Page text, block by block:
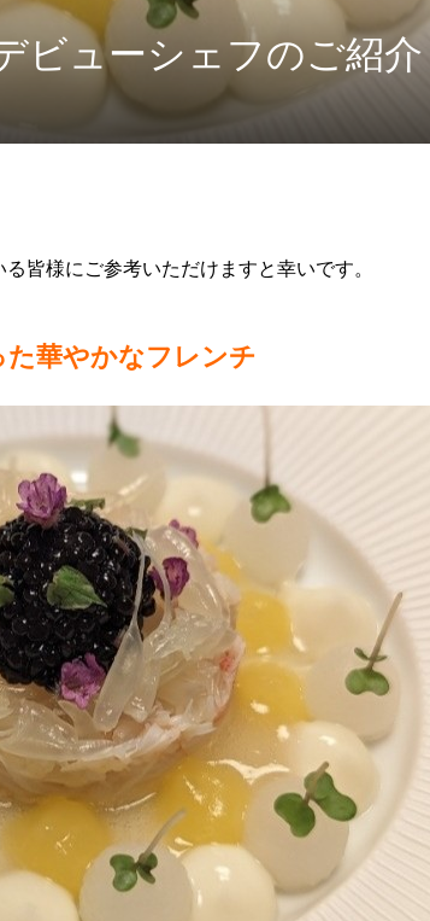
ビューシェフのご紹介
皆様にご参考いただけますと幸いです。
た華やかなフレンチ